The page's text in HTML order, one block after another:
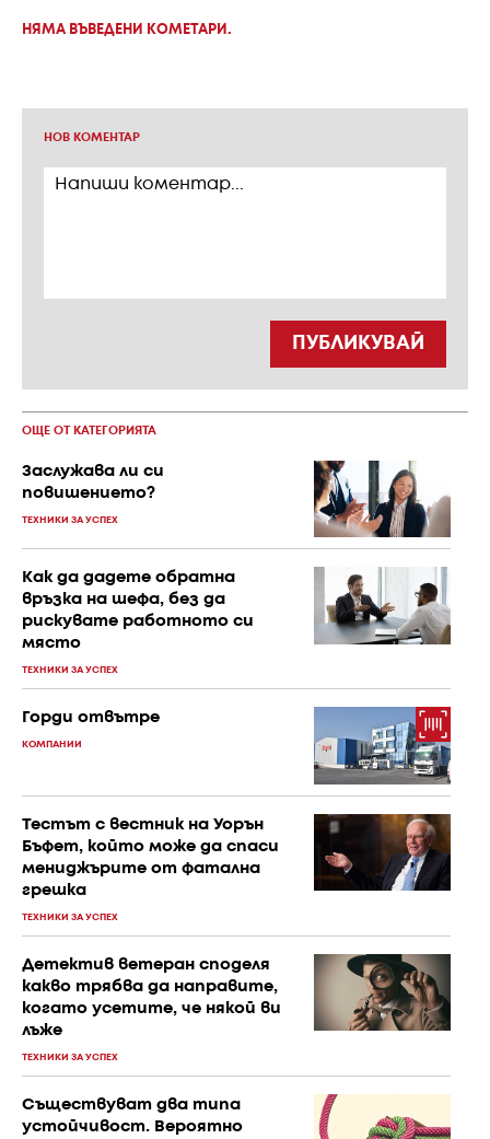
НЯМА ВЪВЕДЕНИ КОМЕТАРИ.
НОВ КОМЕНТАР
ПУБЛИКУВАЙ
ОЩЕ ОТ КАТЕГОРИЯТА
Заслужава ли си
повишението?
ТЕХНИКИ ЗА УСПЕХ
Как да дадете обратна
връзка на шефа, без да
рискувате работното си
място
ТЕХНИКИ ЗА УСПЕХ
Горди отвътре
КОМПАНИИ
Тестът с вестник на Уорън
Бъфет, който може да спаси
мениджърите от фатална
грешка
ТЕХНИКИ ЗА УСПЕХ
Детектив ветеран споделя
какво трябва да направите,
когато усетите, че някой ви
лъже
ТЕХНИКИ ЗА УСПЕХ
Съществуват два типа
устойчивост. Вероятно